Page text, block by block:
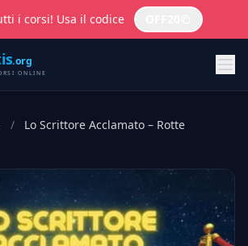
i corsi! Usa il codice
/
Lo Scrittore Acclamato – Rotte